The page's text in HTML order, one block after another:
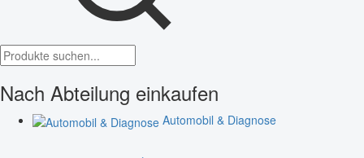
Nach Abteilung einkaufen
Automobil & Diagnose